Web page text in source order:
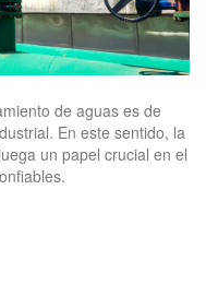
de aguas es de
En este sentido, la
un papel crucial en el